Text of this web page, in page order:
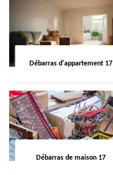
Débarras d'appartement 17
Débarras de maison 17